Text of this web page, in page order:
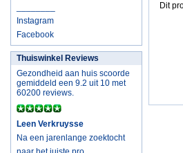
Instagram
Facebook
Thuiswinkel Reviews
Gezondheid aan huis scoorde
gemiddeld een 9.2 uit 10 met
60200 reviews.
Leen Verkruysse
Na een jarenlange zoektocht
Dit